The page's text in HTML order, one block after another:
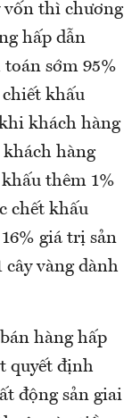
vốn thì chương
hấp dẫn
sớm 95%
khấu
khách hàng
hàng
thêm 1%
chết khấu
giá trị sản
cây vàng dành
hàng hấp
quyết định
động sản giai